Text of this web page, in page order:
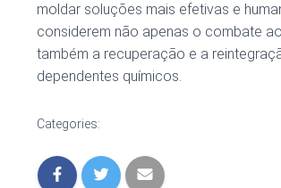
moldar soluções mais efetivas e
considerem não apenas o combate
também a recuperação e a
dependentes químicos.
Categories: